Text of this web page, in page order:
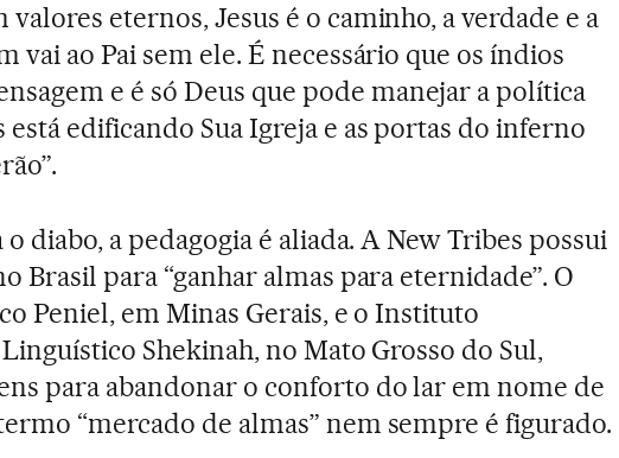
valores eternos, Jesus é o caminho, a verdade e a
vai ao Pai sem ele. É necessário que os índios
e é só Deus que pode manejar a política
está edificando Sua Igreja e as portas do inferno
diabo, a pedagogia é aliada. A New Tribes possui
Brasil para “ganhar almas para eternidade”. O
Peniel, em Minas Gerais, e o Instituto
Shekinah, no Mato Grosso do Sul,
para abandonar o conforto do lar em nome de
“mercado de almas” nem sempre é figurado.